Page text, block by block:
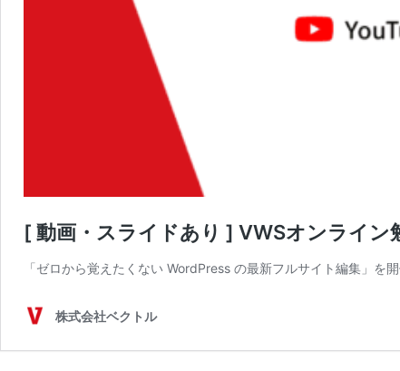
[ 動画・スライドあり ] VWSオンライ
「ゼロから覚えたくない WordPress の最新フルサイト編集」
株式会社ベクトル